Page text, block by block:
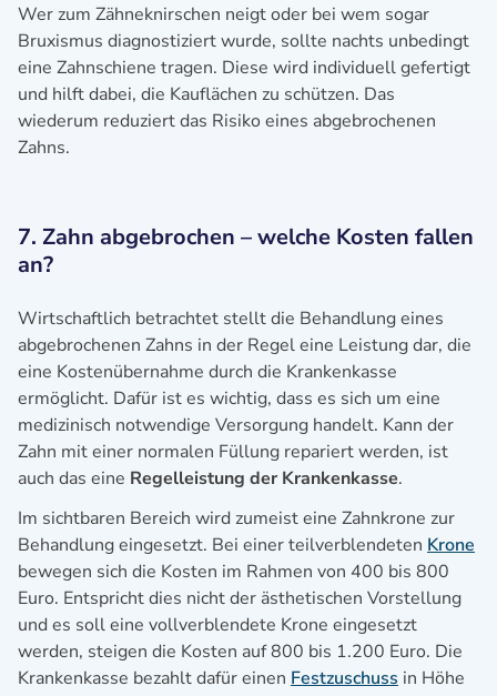
Wer zum Zähneknirschen neigt oder bei wem sogar
Bruxismus diagnostiziert wurde, sollte nachts unbedingt
eine Zahnschiene tragen. Diese wird individuell gefertigt
und hilft dabei, die Kauflächen zu schützen. Das
wiederum reduziert das Risiko eines abgebrochenen
Zahns.
7. Zahn abgebrochen – welche Kosten fallen
an?
Wirtschaftlich betrachtet stellt die Behandlung eines
abgebrochenen Zahns in der Regel eine Leistung dar, die
eine Kostenübernahme durch die Krankenkasse
ermöglicht. Dafür ist es wichtig, dass es sich um eine
medizinisch notwendige Versorgung handelt. Kann der
Zahn mit einer normalen Füllung repariert werden, ist
auch das eine Regelleistung der Krankenkasse.
Im sichtbaren Bereich wird zumeist eine Zahnkrone zur
Behandlung eingesetzt. Bei einer teilverblendeten Krone
bewegen sich die Kosten im Rahmen von 400 bis 800
Euro. Entspricht dies nicht der ästhetischen Vorstellung
und es soll eine vollverblendete Krone eingesetzt
werden, steigen die Kosten auf 800 bis 1.200 Euro. Die
Krankenkasse bezahlt dafür einen Festzuschuss in Höhe